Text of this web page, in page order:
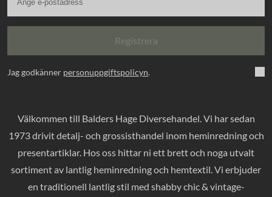
Registrera
Jag godkänner personuppgiftspolicyn.
Välkommen till Balders Hage Diversehandel. Vi har sedan
1973 drivit detalj- och grossisthandel inom heminredning och
presentartiklar. Hos oss hittar ni ett brett och noga utvalt
sortiment av lantlig heminredning och hemtextil. Vi erbjuder
en traditionell lantlig stil med shabby chic & vintage-